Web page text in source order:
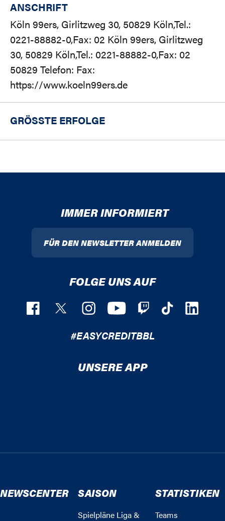
ANSCHRIFT
Köln 99ers, Girlitzweg 30, 50829 Köln,Tel.:
0221-88882-0,Fax: 02 Köln 99ers, Girlitzweg
30, 50829 Köln,Tel.: 0221-88882-0,Fax: 02
50829 Telefon: Fax:
https://www.koeln99ers.de
GRÖSSTE ERFOLGE
IMMER INFORMIERT
FÜR DEN NEWSLETTER ANMELDEN
FOLGE UNS AUF
#EASYCREDITBBL
UNSERE APP
NEWSCENTER SAISON
Spielpläne Liga &
STATISTIKEN
Teams